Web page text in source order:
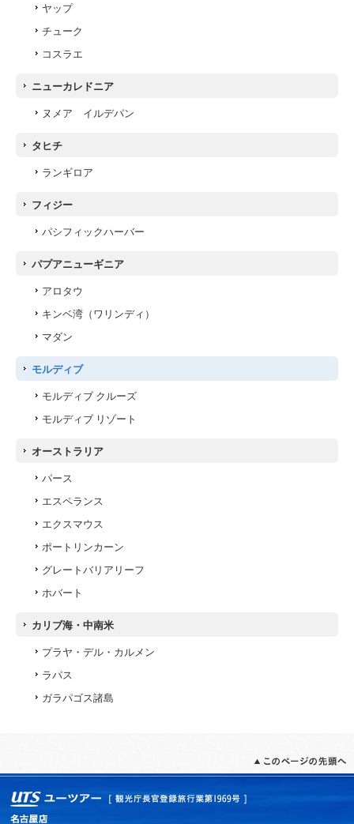
ヤップ
チューク
コスラエ
ニューカレドニア
ヌメア イルデパン
タヒチ
ランギロア
フィジー
パシフィックハーバー
パプアニューギニア
アロタウ
キンベ湾（ワリンディ）
マダン
モルディブ
モルディブ クルーズ
モルディブ リゾート
オーストラリア
パース
エスペランス
エクスマウス
ポートリンカーン
グレートバリアリーフ
ホバート
カリブ海・中南米
プラヤ・デル・カルメン
ラパス
ガラパゴス諸島